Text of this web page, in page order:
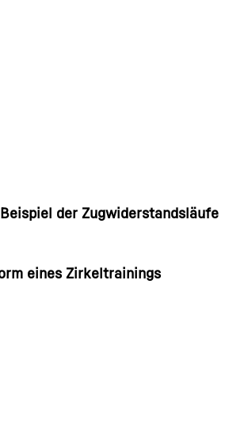
der Zugwiderstandsläufe
eines Zirkeltrainings